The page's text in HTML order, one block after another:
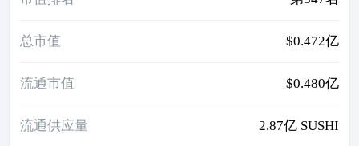
总市值 $0.472亿
流通市值 $0.480亿
流通供应量 2.87亿 SUSHI